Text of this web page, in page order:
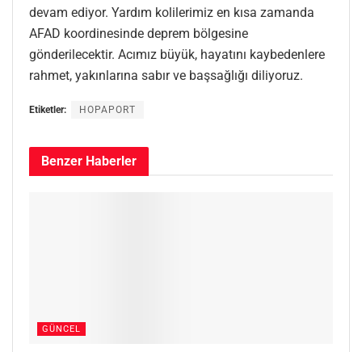
devam ediyor. Yardım kolilerimiz en kısa zamanda
AFAD koordinesinde deprem bölgesine
gönderilecektir. Acımız büyük, hayatını kaybedenlere
rahmet, yakınlarına sabır ve başsağlığı diliyoruz.
Etiketler: HOPAPORT
Benzer Haberler
GÜNCEL